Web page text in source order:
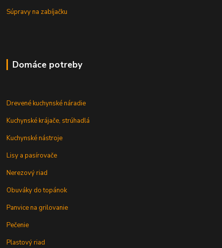
Súpravy na zabíjačku
Domáce potreby
Drevené kuchynské náradie
Kuchynské krájače, strúhadlá
Kuchynské nástroje
Lisy a pasírovače
Nerezový riad
Obuváky do topánok
Panvice na grilovanie
Pečenie
Plastový riad